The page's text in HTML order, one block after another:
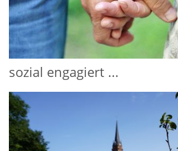
sozial engagiert ...